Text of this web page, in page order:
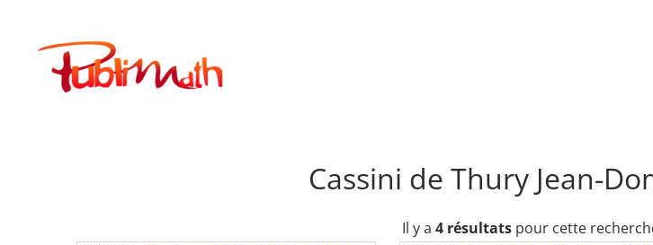
contenuPublimath
Cassini de Thury Jean-
Il y a 4 résultats pour cette